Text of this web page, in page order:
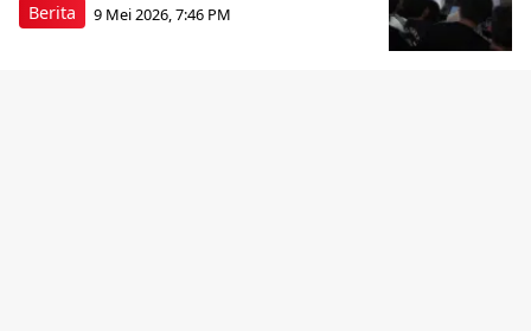
Berita 9 Mei 2026, 7:46 PM